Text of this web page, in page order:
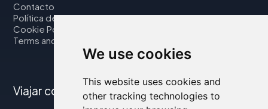
We use cookies
This website uses cookies and
other tracking technologies to
Contacto
Política de privacidade
Cookie Policy
Terms and Conditions
Viajar connosco